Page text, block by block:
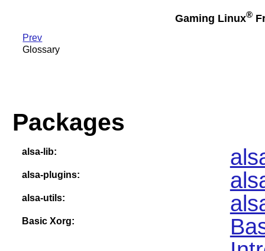
Gaming Linux®
Prev
Glossary
Packages
alsa-lib:
alsa-plugins:
alsa-utils:
Basic Xorg: